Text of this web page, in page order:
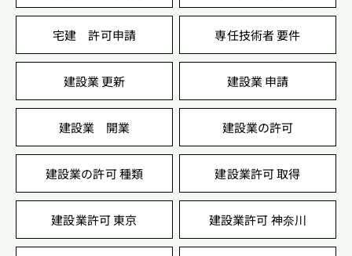
宅建 許可申請 専任技術者 要件
建設業 更新 建設業 申請
建設業 開業 建設業の許可
建設業の許可 種類 建設業許可 取得
建設業許可 東京 建設業許可 神奈川